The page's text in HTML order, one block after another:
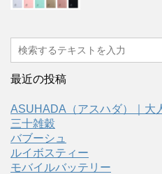
最近の投稿
ASUHADA（アスハダ）｜大
三十雑穀
バブーシュ
ルイボスティー
モバイルバッテリー